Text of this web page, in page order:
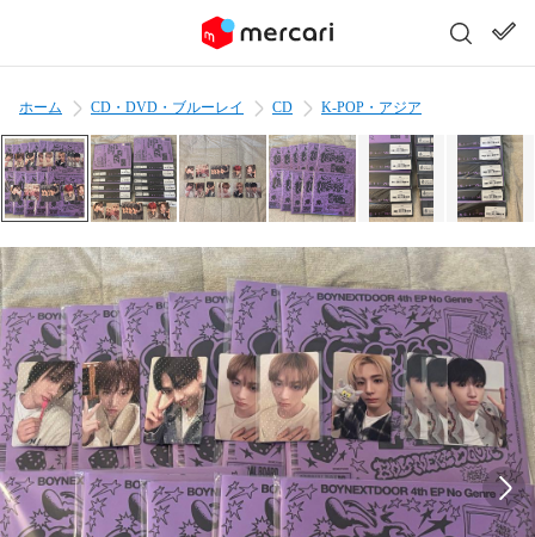
ホーム CD・DVD・ブルーレイ CD K-POP・アジア